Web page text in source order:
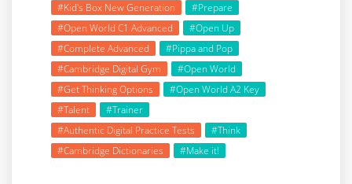
#Kid's Box New Generation
#Prepare
#Open World C1 Advanced
#Open Up
#Complete Advanced
#Pippa and Pop
#Cambridge Digital Gym
#Open World
#Get Thinking Options
#Open World A2 Key
#Talent
#Trainer
#Authentic Digital Practice Tests
#Think
#Cambridge Dictionaries
#Make it!